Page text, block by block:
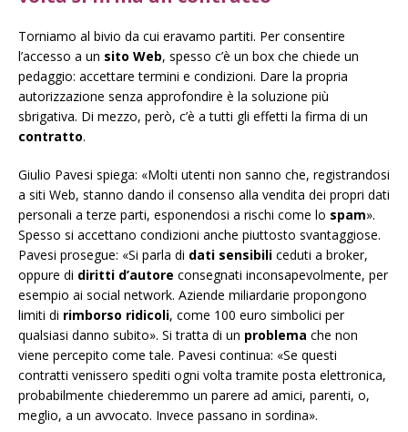
Torniamo al bivio da cui eravamo partiti. Per consentire
l’accesso a un sito Web, spesso c’è un box che chiede un
pedaggio: accettare termini e condizioni. Dare la propria
autorizzazione senza approfondire è la soluzione più
sbrigativa. Di mezzo, però, c’è a tutti gli effetti la firma di un
contratto.
Giulio Pavesi spiega: «Molti utenti non sanno che, registrandosi
a siti Web, stanno dando il consenso alla vendita dei propri dati
personali a terze parti, esponendosi a rischi come lo spam».
Spesso si accettano condizioni anche piuttosto svantaggiose.
Pavesi prosegue: «Si parla di dati sensibili ceduti a broker,
oppure di diritti d’autore consegnati inconsapevolmente, per
esempio ai social network. Aziende miliardarie propongono
limiti di rimborso ridicoli, come 100 euro simbolici per
qualsiasi danno subito». Si tratta di un problema che non
viene percepito come tale. Pavesi continua: «Se questi
contratti venissero spediti ogni volta tramite posta elettronica,
probabilmente chiederemmo un parere ad amici, parenti, o,
meglio, a un avvocato. Invece passano in sordina».